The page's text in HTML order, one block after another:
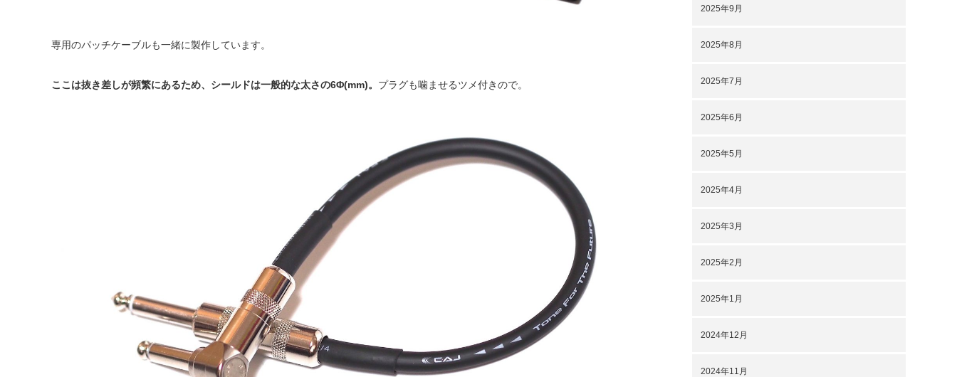
専用のパッチケーブルも一緒に製作しています。
ここは抜き差しが頻繁にあるため、シールドは一般的な太さの6Φ(mm)。 プラグも噛ませるツメ付きので。
2025年9月
2025年8月
2025年7月
2025年6月
2025年5月
2025年4月
2025年3月
2025年2月
2025年1月
2024年12月
2024年11月